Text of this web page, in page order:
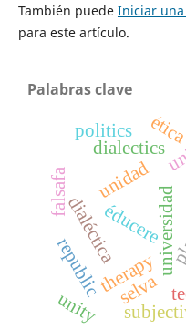
También puede Iniciar
para este artículo.
Palabras clave
universidad
éducere
therapy
dialéctica
unidad
republic
dialectics
unity
ética
politics
selva
falsafa